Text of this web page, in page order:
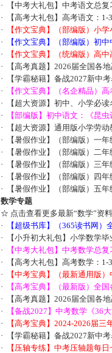
·
【中考大礼包】中考语文总
·
【高考大礼包】高考语文：
·
【作文宝典】（部编版）小
·
【作文宝典】（部编版）初
·
【作文宝典】（统编版）高
·
【高考真题】2026届全国各
·
【学霸秘籍】备战2027新中
·
【作文宝典】（名企精品）
·
【超大资源】初中、小学必
·
【部编版】初中语文：《昆
·
【超大资源】通用版小学劳
·
【暑假作业】（部编版）一
·
【暑假作业】（部编版）二
·
【暑假作业】（部编版）三
·
【暑假作业】（部编版）四
·
【暑假作业】（部编版）五
数学专题
☆ 点击查看更多最新“数学”资
·
【超级书库】（365读书网）
·
【小升初大礼包】小学数学
·
【中考大礼包】中考数学总
·
【高考大礼包】高考数学：
·
【中考宝典】（最新通用版
·
【高考宝典】（最新版）全
·
【高考真题】2026届全国各
·
【备战2027】中考数学《36
·
【高考宝典】2024-2026届三
·
【学霸秘籍】备战2027新中
·
【压轴专练】中考压轴题每